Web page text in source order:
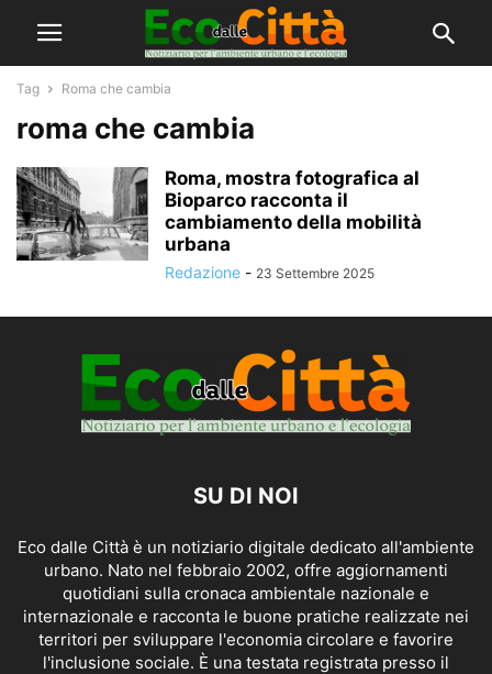
Tag Roma che cambia
roma che cambia
Roma, mostra fotografica al
Bioparco racconta il
cambiamento della mobilità
urbana
Redazione - 23 Settembre 2025
SU DI NOI
Eco dalle Città è un notiziario digitale dedicato all'ambiente
urbano. Nato nel febbraio 2002, offre aggiornamenti
quotidiani sulla cronaca ambientale nazionale e
internazionale e racconta le buone pratiche realizzate nei
territori per sviluppare l'economia circolare e favorire
l'inclusione sociale. È una testata registrata presso il